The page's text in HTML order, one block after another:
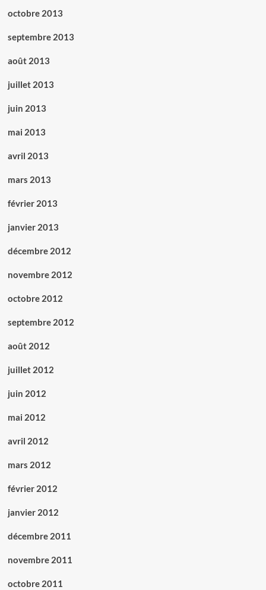
octobre 2013
septembre 2013
août 2013
juillet 2013
juin 2013
mai 2013
avril 2013
mars 2013
février 2013
janvier 2013
décembre 2012
novembre 2012
octobre 2012
septembre 2012
août 2012
juillet 2012
juin 2012
mai 2012
avril 2012
mars 2012
février 2012
janvier 2012
décembre 2011
novembre 2011
octobre 2011